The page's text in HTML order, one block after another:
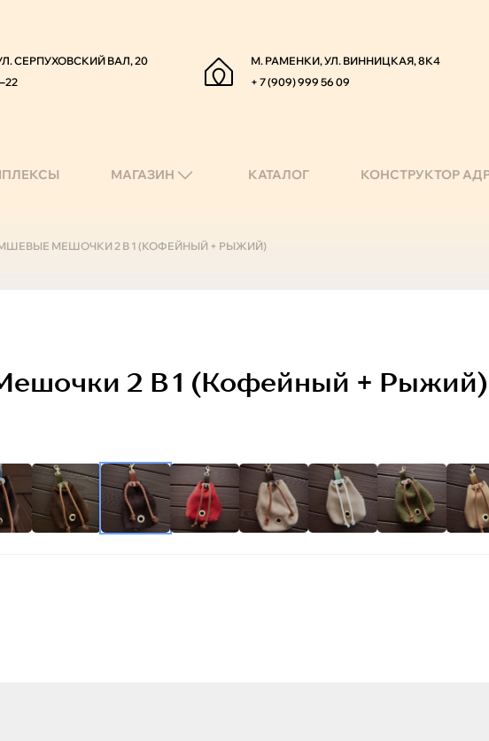
СЕРПУХОВСКИЙ ВАЛ, 20
М. РАМЕНКИ, УЛ. ВИННИЦКАЯ, 8К4
+ 7 (909) 999 56 09
МАГАЗИН КАТАЛОГ КОНСТРУКТОР
МЕШОЧКИ 2 В 1 (КОФЕЙНЫЙ + РЫЖИЙ)
2 В 1 (кофейный + Рыжий)